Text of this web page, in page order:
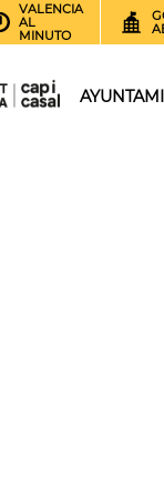
VALENCIA
AL
MINUTO